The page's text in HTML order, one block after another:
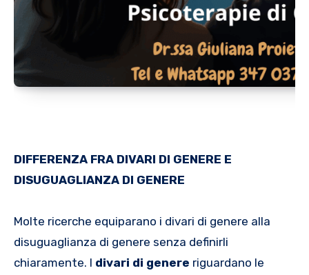
DIFFERENZA FRA DIVARI DI GENERE E
DISUGUAGLIANZA DI GENERE
Molte ricerche equiparano i divari di genere alla
disuguaglianza di genere senza definirli
chiaramente. I divari di genere riguardano le